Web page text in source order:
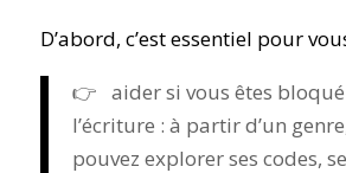
D’abord, c’est essentiel pour
👉 aider si vous êtes
l’écriture : à partir d’un
pouvez explorer ses codes,